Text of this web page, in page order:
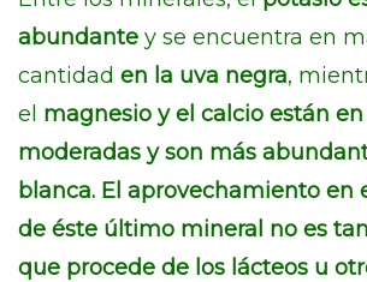
abundante y se encuentra en
cantidad en la uva negra,
el magnesio y el calcio están
moderadas y son más
blanca. El aprovechamiento en
de éste último mineral no es
que procede de los lácteos u